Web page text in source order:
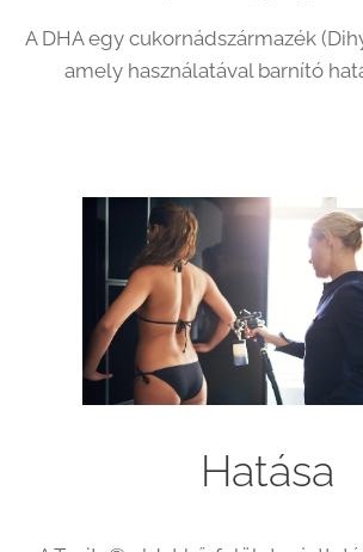
A DHA egy cukornádszármazék
amely használatával barnító
Hatása